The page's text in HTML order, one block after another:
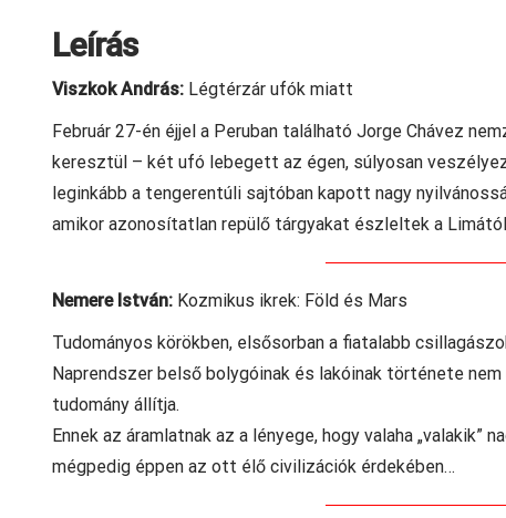
Leírás
Viszkok András: Légtérzár ufók miatt
Február 27-én éjjel a Peruban található Jorge Chávez
keresztül – két ufó lebegett az égen, súlyosan
leginkább a tengerentúli sajtóban kapott nagy
amikor azonosítatlan repülő tárgyakat észleltek a
Nemere István: Kozmikus ikrek: Föld és Mars
Tudományos körökben, elsősorban a fiatalabb
Naprendszer belső bolygóinak és lakóinak története
tudomány állítja.
Ennek az áramlatnak az a lényege, hogy valaha
mégpedig éppen az ott élő civilizációk érdekében…